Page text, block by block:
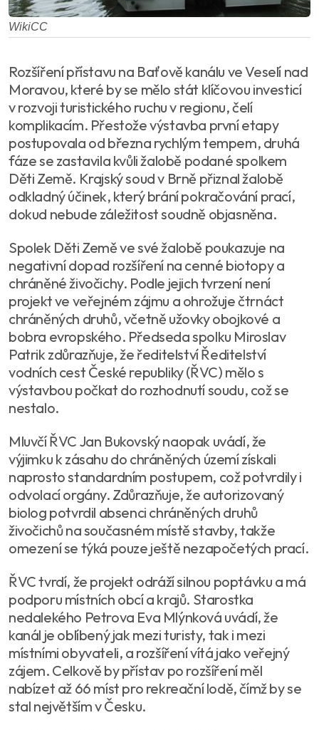
WikiCC
Rozšíření přístavu na Baťově kanálu ve Veselí nad
Moravou, které by se mělo stát klíčovou investicí
v rozvoji turistického ruchu v regionu, čelí
komplikacím. Přestože výstavba první etapy
postupovala od března rychlým tempem, druhá
fáze se zastavila kvůli žalobě podané spolkem
Děti Země. Krajský soud v Brně přiznal žalobě
odkladný účinek, který brání pokračování prací,
dokud nebude záležitost soudně objasněna.
Spolek Děti Země ve své žalobě poukazuje na
negativní dopad rozšíření na cenné biotopy a
chráněné živočichy. Podle jejich tvrzení není
projekt ve veřejném zájmu a ohrožuje čtrnáct
chráněných druhů, včetně užovky obojkové a
bobra evropského. Předseda spolku Miroslav
Patrik zdůrazňuje, že ředitelství Ředitelství
vodních cest České republiky (ŘVC) mělo s
výstavbou počkat do rozhodnutí soudu, což se
nestalo.
Mluvčí ŘVC Jan Bukovský naopak uvádí, že
výjimku k zásahu do chráněných území získali
naprosto standardním postupem, což potvrdily i
odvolací orgány. Zdůrazňuje, že autorizovaný
biolog potvrdil absenci chráněných druhů
živočichů na současném místě stavby, takže
omezení se týká pouze ještě nezapočetých prací.
ŘVC tvrdí, že projekt odráží silnou poptávku a má
podporu místních obcí a krajů. Starostka
nedalekého Petrova Eva Mlýnková uvádí, že
kanál je oblíbený jak mezi turisty, tak i mezi
místními obyvateli, a rozšíření vítá jako veřejný
zájem. Celkově by přístav po rozšíření měl
nabízet až 66 míst pro rekreační lodě, čímž by se
stal největším v Česku.